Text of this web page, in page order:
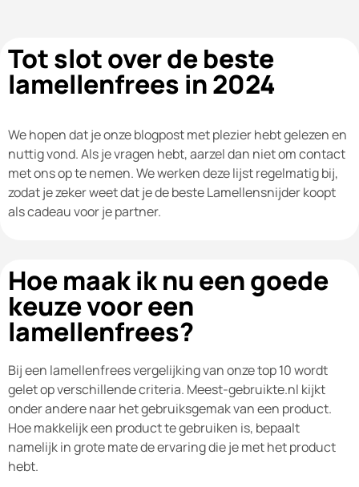
Tot slot over de beste
lamellenfrees in 2024
We hopen dat je onze blogpost met plezier hebt gelezen en
nuttig vond. Als je vragen hebt, aarzel dan niet om contact
met ons op te nemen. We werken deze lijst regelmatig bij,
zodat je zeker weet dat je de beste Lamellensnijder koopt
als cadeau voor je partner.
Hoe maak ik nu een goede
keuze voor een
lamellenfrees?
Bij een lamellenfrees vergelijking van onze top 10 wordt
gelet op verschillende criteria. Meest-gebruikte.nl kijkt
onder andere naar het gebruiksgemak van een product.
Hoe makkelijk een product te gebruiken is, bepaalt
namelijk in grote mate de ervaring die je met het product
hebt.